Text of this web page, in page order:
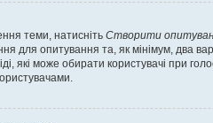
теми, натисніть Створити
опитування та, як мінімум, два
які може обирати користувачі